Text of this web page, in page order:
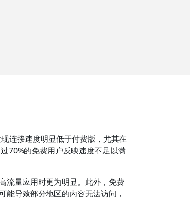
连接速度明显低于付费版，尤其在
70%的免费用户反映速度不足以满
流量应用时更为明显。此外，免费
导致部分地区的内容无法访问，